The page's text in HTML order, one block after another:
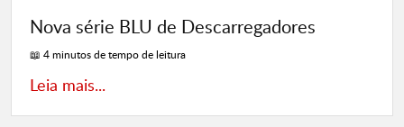
Nova série BLU de Descarregadores
📖 4 minutos de tempo de leitura
Leia mais...